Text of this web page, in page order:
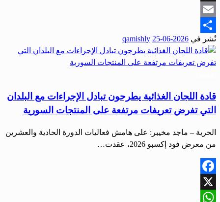
Snapchat
Email
Share
نُشر في 2026-06-25
qamishly
قادة اللجان الغذائية يطرحون تبادل الإجراءات مع البلدان
التي تفرض تعريفات مرتفعة على المنتجات السورية
الحرية – ماجد مخيبر: على هامش فعاليات الدورة الحادية والعشرين
من معرض فود إكسبو 2026، عقدت…
Facebook
X